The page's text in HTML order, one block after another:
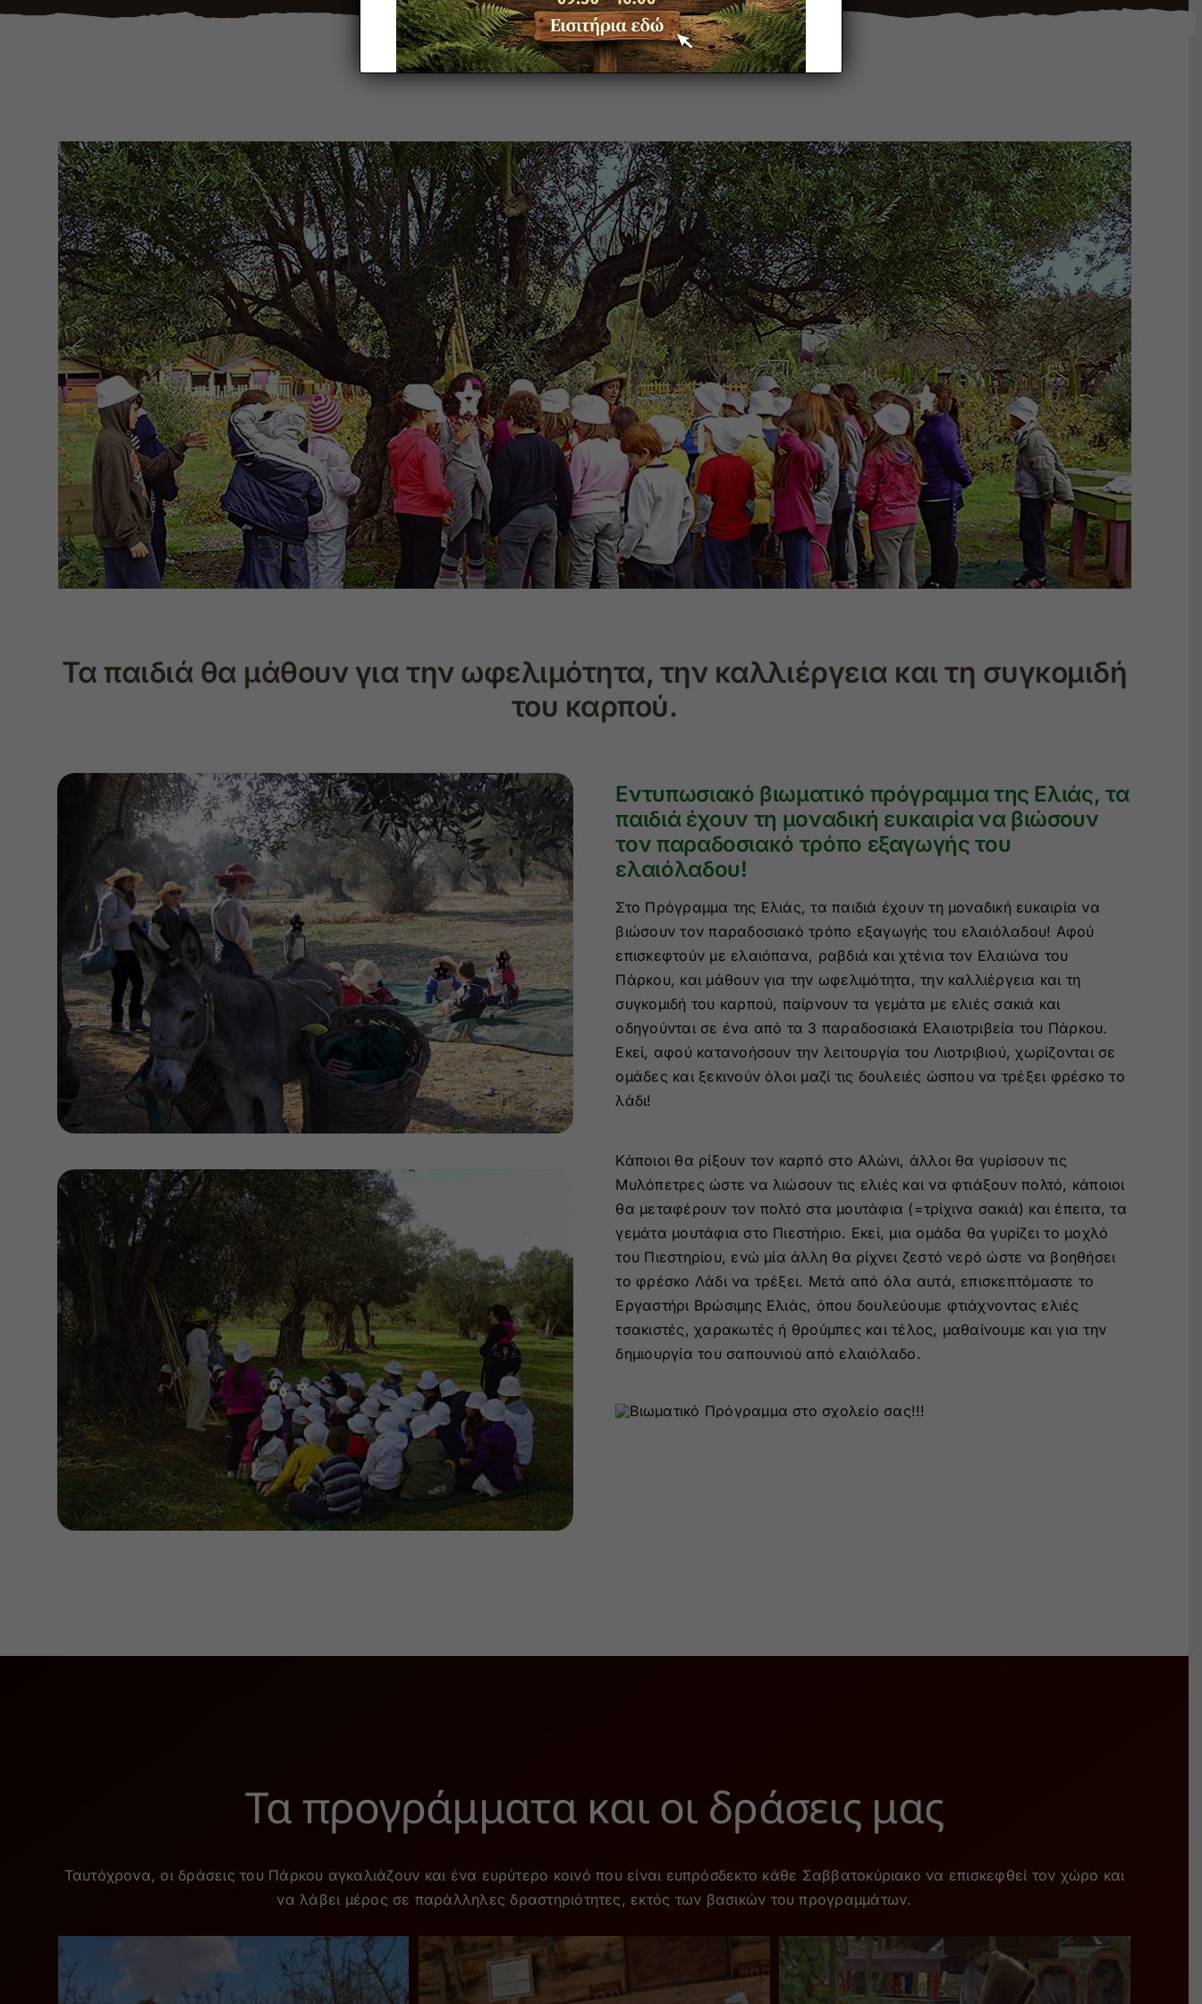
Τα παιδιά θα μάθουν για την ωφελιμότητα, την καλλιέργεια και τη συγκομιδή
του καρπού.
Εντυπωσιακό βιωματικό πρόγραμμα της Ελιάς, τα
παιδιά έχουν τη μοναδική ευκαιρία να βιώσουν
τον παραδοσιακό τρόπο εξαγωγής του
ελαιόλαδου!
Στο Πρόγραμμα της Ελιάς, τα παιδιά έχουν τη μοναδική ευκαιρία να
βιώσουν τον παραδοσιακό τρόπο εξαγωγής του ελαιόλαδου! Αφού
επισκεφτούν με ελαιόπανα, ραβδιά και χτένια τον Ελαιώνα του
Πάρκου, και μάθουν για την ωφελιμότητα, την καλλιέργεια και τη
συγκομιδή του καρπού, παίρνουν τα γεμάτα με ελιές σακιά και
οδηγούνται σε ένα από τα 3 παραδοσιακά Ελαιοτριβεία του Πάρκου.
Εκεί, αφού κατανοήσουν την λειτουργία του Λιοτριβιού, χωρίζονται σε
ομάδες και ξεκινούν όλοι μαζί τις δουλειές ώσπου να τρέξει φρέσκο το
λάδι!
Κάποιοι θα ρίξουν τον καρπό στο Αλώνι, άλλοι θα γυρίσουν τις
Μυλόπετρες ώστε να λιώσουν τις ελιές και να φτιάξουν πολτό, κάποιοι
θα μεταφέρουν τον πολτό στα μουτάφια (=τρίχινα σακιά) και έπειτα, τα
γεμάτα μουτάφια στο Πιεστήριο. Εκεί, μια ομάδα θα γυρίζει το μοχλό
του Πιεστηρίου, ενώ μία άλλη θα ρίχνει ζεστό νερό ώστε να βοηθήσει
το φρέσκο Λάδι να τρέξει. Μετά από όλα αυτά, επισκεπτόμαστε το
Εργαστήρι Βρώσιμης Ελιάς, όπου δουλεύουμε φτιάχνοντας ελιές
τσακιστές, χαρακωτές ή θρούμπες και τέλος, μαθαίνουμε και για την
δημιουργία του σαπουνιού από ελαιόλαδο.
Τα προγράμματα και οι δράσεις μας
Ταυτόχρονα, οι δράσεις του Πάρκου αγκαλιάζουν και ένα ευρύτερο κοινό που είναι ευπρόσδεκτο κάθε Σαββατοκύριακο να επισκεφθεί τον χώρο και
να λάβει μέρος σε παράλληλες δραστηριότητες, εκτός των βασικών του προγραμμάτων.